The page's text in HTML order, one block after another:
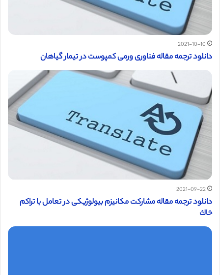
2021-10-10
دانلود ترجمه مقاله فناوری ورمی کمپوست در تیمار گیاهان
2021-09-22
دانلود ترجمه مقاله مشارکت مكانيزم بيولوژيكی در تعامل با تراکم
خاك